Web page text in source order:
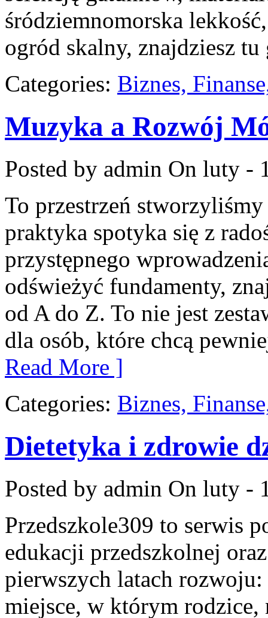
śródziemnomorska
ogród skalny, znajdziesz
Categories: Biznes,
Muzyka a Rozwój
Posted by admin On luty -
To przestrzeń
praktyka spotyka się z
przystępnego
odświeżyć fundamenty,
od A do Z. To nie jest
dla osób, które chcą
Read More ]
Categories: Biznes,
Dietetyka i zdrowie
Posted by admin On luty -
Przedszkole309 to serwis
edukacji przedszkolnej
pierwszych latach
miejsce, w którym rodzice,